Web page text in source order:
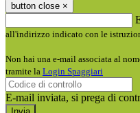
button close ×
all'indirizzo indicato con le
Non hai una e-mail associata al
tramite la Login Spaggiari
E-mail inviata, si prega di